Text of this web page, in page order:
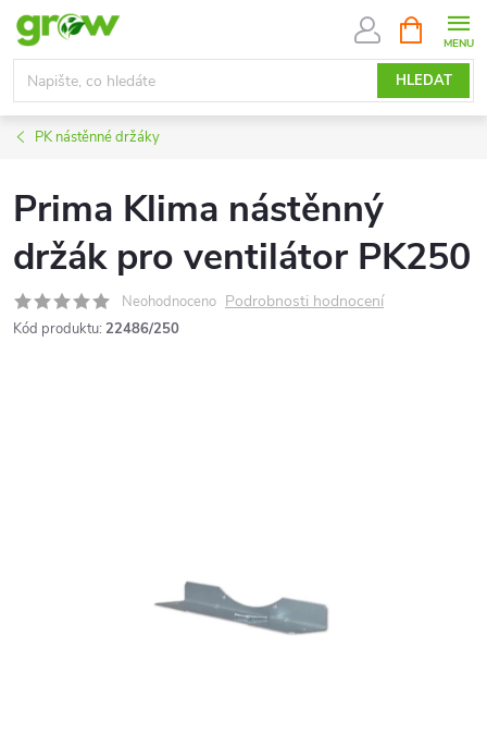
Přejít
obsah
HLEDAT
NÁKUPNÍ
KOŠÍK
PK nástěnné držáky
Prima Klima nástěnný
držák pro ventilátor PK250
Neohodnoceno Podrobnosti hodnocení
Kód produktu: 22486/250